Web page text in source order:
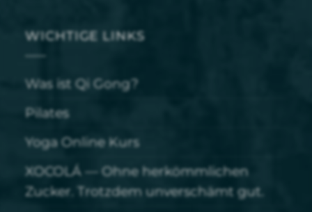
WICHTIGE LINKS
Was ist Qi Gong?
Pilates
Yoga Online Kurs
XOCOLÁ — Ohne herkömmlichen
Zucker. Trotzdem unverschämt gut.